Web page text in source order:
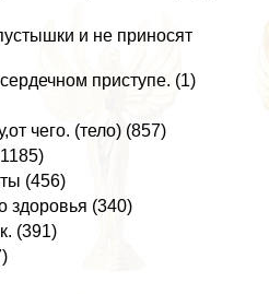
и не приносят
приступе. (1)
чего. (тело) (857)
(456)
здоровья (340)
(391)